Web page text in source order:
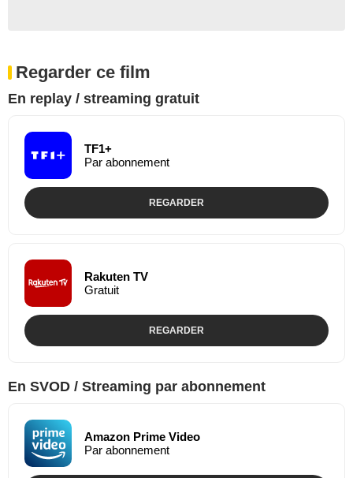
Regarder ce film
En replay / streaming gratuit
TF1+
Par abonnement
REGARDER
Rakuten TV
Gratuit
REGARDER
En SVOD / Streaming par abonnement
Amazon Prime Video
Par abonnement